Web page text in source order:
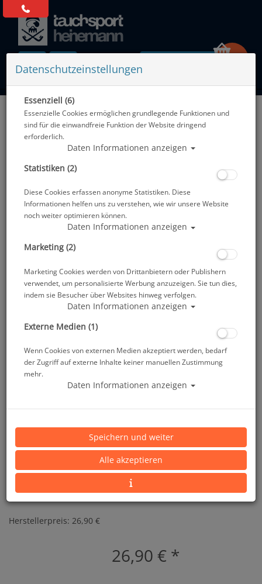
Alle Artikel zeigen aus: Logbücher - Fischkarten - Stempel
Smart-stamp - Größe: 38 x 14 mm - Farbe:
aquamarine
Herstellerpreis: 26,90 €
26,90 € *
Datenschutzeinstellungen
Essenziell (6)
Essenzielle Cookies ermöglichen grundlegende Funktionen und
sind für die einwandfreie Funktion der Website dringend
erforderlich.
Daten Informationen anzeigen
Statistiken (2)
Diese Cookies erfassen anonyme Statistiken. Diese
Informationen helfen uns zu verstehen, wie wir unsere Website
noch weiter optimieren können.
Daten Informationen anzeigen
Marketing (2)
Marketing Cookies werden von Drittanbietern oder Publishern
verwendet, um personalisierte Werbung anzuzeigen. Sie tun dies,
indem sie Besucher über Websites hinweg verfolgen.
Daten Informationen anzeigen
Externe Medien (1)
Wenn Cookies von externen Medien akzeptiert werden, bedarf
der Zugriff auf externe Inhalte keiner manuellen Zustimmung
mehr.
Daten Informationen anzeigen
Speichern und weiter
Alle akzeptieren